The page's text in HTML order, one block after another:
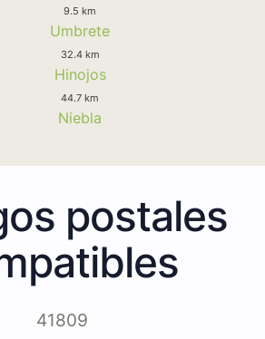
9.5 km
Umbrete
32.4 km
Hinojos
44.7 km
Niebla
postales
41809